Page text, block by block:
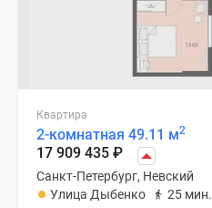
Квартира
2-комнатная 49.11 м2
17 909 435 ₽
Санкт-Петербург, Невский
Улица Дыбенко
25 мин.